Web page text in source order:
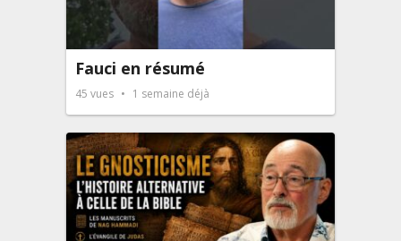
Fauci en résumé
45 vues 1 semaine déjà